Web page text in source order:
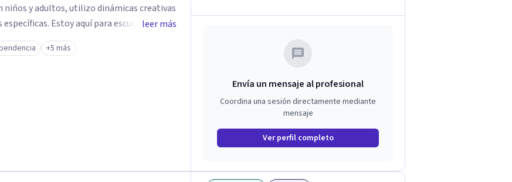
y adultos, utilizo dinámicas creativas
Estoy aquí para escucharte y
fortalecer tu paz mental.
leer más
+5 más
Envía un mensaje al profesional
Coordina una sesión directamente mediante
mensaje
Ver perfil completo